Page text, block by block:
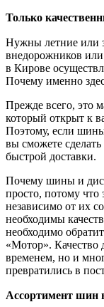
Только
Нужны летние или
внедорожников
в Кирове
Почему именно
Прежде всего, это
который открыт к
Поэтому, если
вы сможете сделать
быстрой доставки.
Почему шины и
просто, потому что
независимо от их
необходимы
необходимо
«Мотор». Качество
временем, но и
превратились в
Ассортимент шин